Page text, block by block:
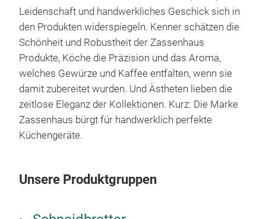
Leidenschaft und handwerkliches Geschick sich in
den Produkten widerspiegeln. Kenner schätzen die
Schönheit und Robustheit der Zassenhaus
Produkte, Köche die Präzision und das Aroma,
welches Gewürze und Kaffee entfalten, wenn sie
damit zubereitet wurden. Und Ästheten lieben die
zeitlose Eleganz der Kollektionen. Kurz: Die Marke
Zassenhaus bürgt für handwerklich perfekte
Küchengeräte.
Unsere Produktgruppen